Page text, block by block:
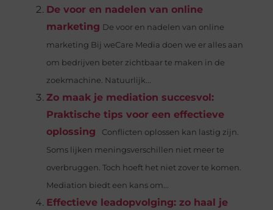
De voor en nadelen van online
marketing De voor en nadelen van online
marketing Bij weCare Media doen we er alles aan
om bedrijven beter zichtbaar te maken in de
zoekmachine. Natuurlijk...
Zo maak je mediation succesvol:
Praktische tips voor een effectieve
oplossing
Conflicten oplossen kan lastig zijn.
Soms lijken meningsverschillen niet meer te
overbruggen. Toch hoeft het niet zover te komen.
Mediation biedt een kans om...
Effectieve leadopvolging: zo haal je